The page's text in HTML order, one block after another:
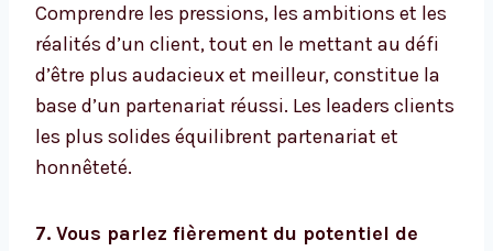
Comprendre les pressions, les ambitions et les
réalités d’un client, tout en le mettant au défi
d’être plus audacieux et meilleur, constitue la
base d’un partenariat réussi. Les leaders clients
les plus solides équilibrent partenariat et
honnêteté.
7. Vous parlez fièrement du potentiel de